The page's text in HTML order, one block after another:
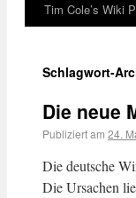
Tim Cole’s Wiki
Schlagwort-
Die neue
Publiziert am 24.
Die deutsche
Die Ursachen